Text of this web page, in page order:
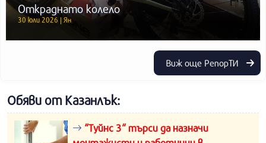
Откраднато колело
30 юли 2026 | Ян
Виж още РепорТИ
Обяви от Казанлък:
“Туйнс 3“ търси да назначи